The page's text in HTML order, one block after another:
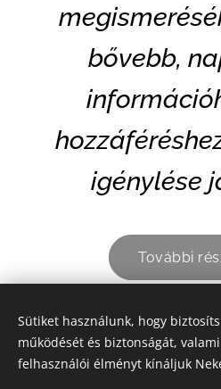
bővebb,
igénylése
További
Share
Sütiket használunk, hogy
működését és biztonságát,
felhasználói élményt kínáljuk